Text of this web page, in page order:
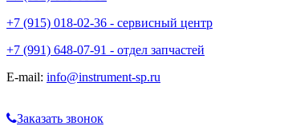
+7 (915) 018-02-36 - сервисный центр
+7 (991) 648-07-91 - отдел запчастей
E-mail: info@instrument-sp.ru
Заказать звонок